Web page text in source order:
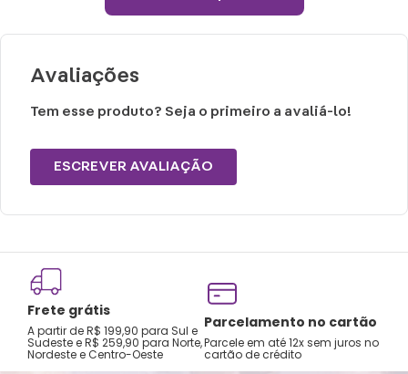
® Largura Manga: 17 / 18 / 19 / 20 / 21
® Material: Malha Plush (100% Poliéster)
Uso recomendado e cuidados:
® Não passar sobre a estampa.
® Temperatura máxima 110°C (sem vapor).
® Não centrifugar ou utilizar máquina
secadora.
30°C.
® Limpeza suave.
® Não limpar a seco.
Avaliações
Tem esse produto? Seja o primeiro a avaliá-lo!
ESCREVER AVALIAÇÃO
Frete grátis
A partir de R$ 199,90 para Sul e
Sudeste e R$ 259,90 para Norte,
Nordeste e Centro-Oeste
Parcelamento no cartão
Parcele em até 12x sem juros no
cartão de crédito